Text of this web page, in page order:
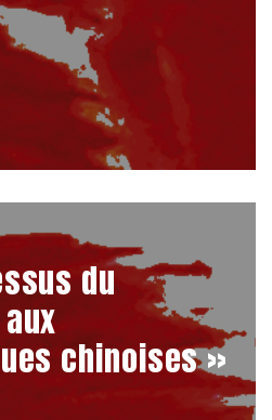
du
chinoises »